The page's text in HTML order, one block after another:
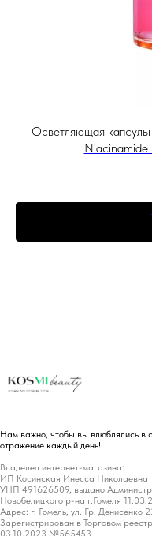
Осветляющая
Niacinamide
Нам важно, чтобы вы влюблялись в
отражение каждый день!
Владелец интернет-магазина:
ИП Косинская Инесса Николаевна
УНП 491626509, выдано
Новобелицкого р-на г.Гомеля
Адрес: г. Гомель, ул. Гр. Денисенко
Зарегистрирован в Торговом
03.10.2023 №565453